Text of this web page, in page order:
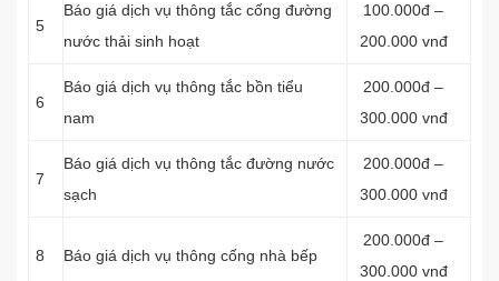
5
‎Báo giá dịch vụ thông tắc cống đường
nước thải sinh hoạt
100.000đ –
200.000 vnđ
6
Báo giá dịch vụ thông tắc bồn tiểu
nam
200.000đ –
300.000 vnđ
7
Báo giá dịch vụ thông tắc đường nước
sạch
200.000đ –
300.000 vnđ
8 Báo giá dịch vụ thông cống nhà bếp
200.000đ –
300.000 vnđ